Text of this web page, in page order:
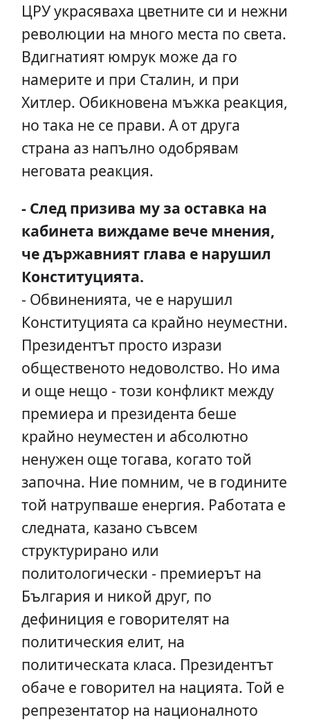
ЦРУ украсяваха цветните си и нежни
революции на много места по света.
Вдигнатият юмрук може да го
намерите и при Сталин, и при
Хитлер. Обикновена мъжка реакция,
но така не се прави. А от друга
страна аз напълно одобрявам
неговата реакция.
- След призива му за оставка на
кабинета виждаме вече мнения,
че държавният глава е нарушил
Конституцията.
- Обвиненията, че е нарушил
Конституцията са крайно неуместни.
Президентът просто изрази
общественото недоволство. Но има
и още нещо - този конфликт между
премиера и президента беше
крайно неуместен и абсолютно
ненужен още тогава, когато той
започна. Ние помним, че в годините
той натрупваше енергия. Работата е
следната, казано съвсем
структурирано или
политологически - премиерът на
България и никой друг, по
дефиниция е говорителят на
политическия елит, на
политическата класа. Президентът
обаче е говорител на нацията. Той е
репрезентатор на националното